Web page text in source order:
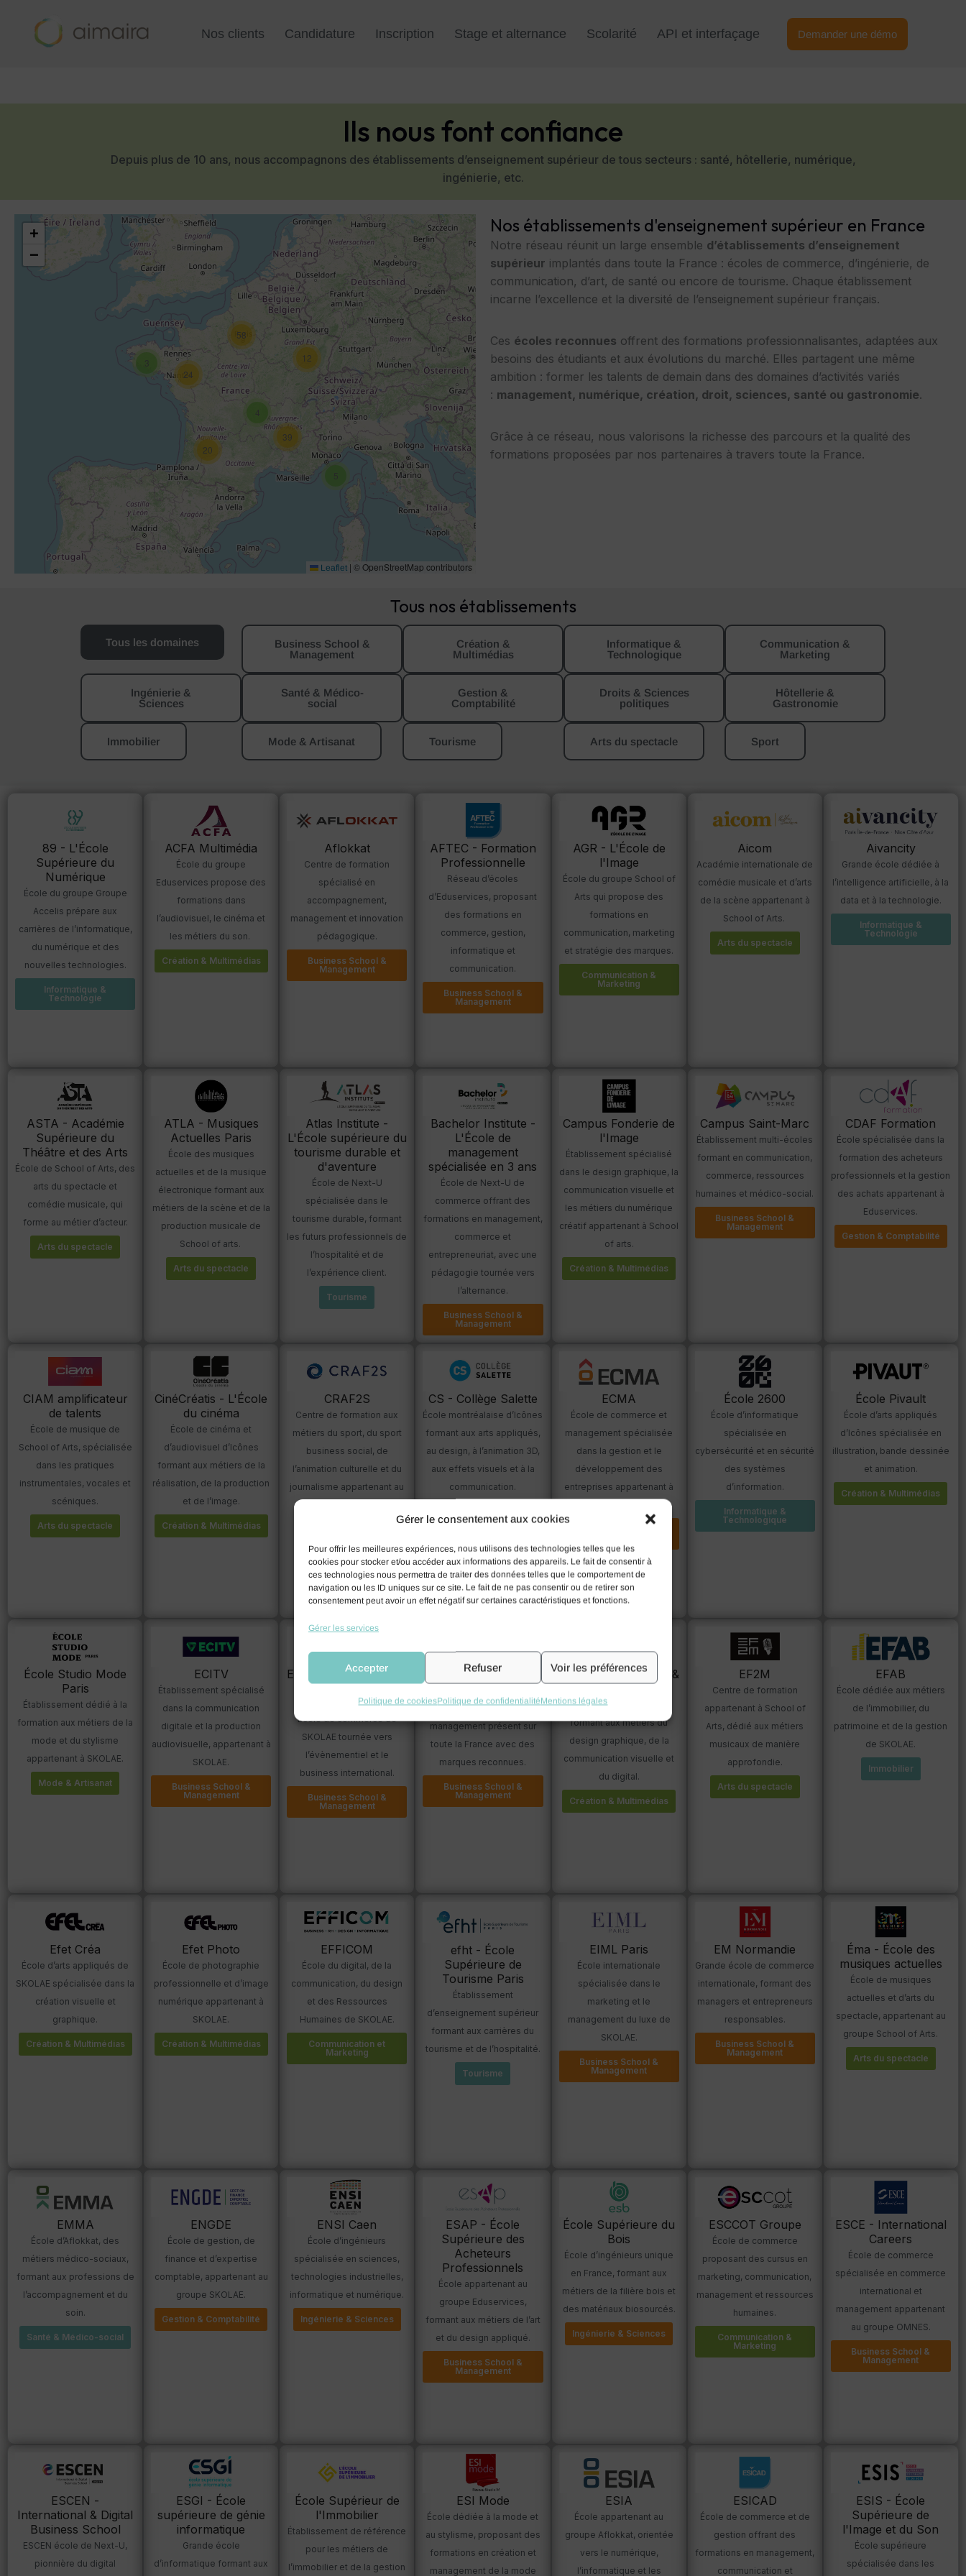
Gérer le consentement aux cookies
Pour offrir les meilleures expériences, nous utilisons des technologies telles que les
cookies pour stocker et/ou accéder aux informations des appareils. Le fait de consentir à
ces technologies nous permettra de traiter des données telles que le comportement de
navigation ou les ID uniques sur ce site. Le fait de ne pas consentir ou de retirer son
consentement peut avoir un effet négatif sur certaines caractéristiques et fonctions.
Gérer les services
Accepter Refuser Voir les préférences
Politique de cookiesPolitique de confidentialitéMentions légales
contenu
Nos clients Candidature Inscription Stage et alternance Scolarité API et interfaçage Demander une démo
Ils nous font confiance
Depuis plus de 10 ans, nous accompagnons des établissements d’enseignement supérieur de tous secteurs : santé, hôtellerie, numérique,
ingénierie, etc.
20
4
3
24
12
58
39
+
−
Leaflet | © OpenStreetMap contributors
Nos établissements d'enseignement supérieur en France
Notre réseau réunit un large ensemble d’établissements d’enseignement
supérieur implantés dans toute la France : écoles de commerce, d’ingénierie, de
communication, d’art, de santé ou encore de tourisme. Chaque établissement
incarne l’excellence et la diversité de l’enseignement supérieur français.
Ces écoles reconnues offrent des formations professionnalisantes, adaptées aux
besoins des étudiants et aux évolutions du marché. Elles partagent une même
ambition : former les talents de demain dans des domaines d’activités variés
: management, numérique, création, droit, sciences, santé ou gastronomie.
Grâce à ce réseau, nous valorisons la richesse des parcours et la qualité des
formations proposées par nos partenaires à travers toute la France.
Tous nos établissements
Tous les domaines
Business School &
Management
Création &
Multimédias
Informatique &
Technologique
Communication &
Marketing
Ingénierie &
Sciences
Santé & Médico-
social
Gestion &
Comptabilité
Droits & Sciences
politiques
Hôtellerie &
Gastronomie
Immobilier Mode & Artisanat Tourisme Arts du spectacle Sport
89 - L'École
Supérieure du
Numérique
École du groupe Groupe
Accelis prépare aux
carrières de l’informatique,
du numérique et des
nouvelles technologies.
Informatique &
Technologie
ACFA Multimédia
École du groupe
Eduservices propose des
formations dans
l’audiovisuel, le cinéma et
les métiers du son.
Création & Multimédias
Aflokkat
Centre de formation
spécialisé en
accompagnement,
management et innovation
pédagogique.
Business School &
Management
AFTEC - Formation
Professionnelle
Réseau d’écoles
d’Eduservices, proposant
des formations en
commerce, gestion,
informatique et
communication.
Business School &
Management
AGR - L'École de
l'Image
École du groupe School of
Arts qui propose des
formations en
communication, marketing
et stratégie des marques.
Communication &
Marketing
Aicom
Académie internationale de
comédie musicale et d’arts
de la scène appartenant à
School of Arts.
Arts du spectacle
Aivancity
Grande école dédiée à
l’intelligence artificielle, à la
data et à la technologie.
Informatique &
Technologie
ASTA - Académie
Supérieure du
Théâtre et des Arts
École de School of Arts, des
arts du spectacle et
comédie musicale, qui
forme au métier d’acteur.
Arts du spectacle
ATLA - Musiques
Actuelles Paris
École des musiques
actuelles et de la musique
électronique formant aux
métiers de la scène et de la
production musicale de
School of arts.
Arts du spectacle
Atlas Institute -
L'École supérieure du
tourisme durable et
d'aventure
École de Next-U
spécialisée dans le
tourisme durable, formant
les futurs professionnels de
l’hospitalité et de
l’expérience client.
Tourisme
Bachelor Institute -
L'École de
management
spécialisée en 3 ans
École de Next-U de
commerce offrant des
formations en management,
commerce et
entrepreneuriat, avec une
pédagogie tournée vers
l’alternance.
Business School &
Management
Campus Fonderie de
l'Image
Établissement spécialisé
dans le design graphique, la
communication visuelle et
les métiers du numérique
créatif appartenant à School
of arts.
Création & Multimédias
Campus Saint-Marc
Établissement multi-écoles
formant en communication,
commerce, ressources
humaines et médico-social.
Business School &
Management
CDAF Formation
École spécialisée dans la
formation des acheteurs
professionnels et la gestion
des achats appartenant à
Eduservices.
Gestion & Comptabilité
CIAM amplificateur
de talents
École de musique de
School of Arts, spécialisée
dans les pratiques
instrumentales, vocales et
scéniques.
Arts du spectacle
CinéCréatis - L'École
du cinéma
École de cinéma et
d’audiovisuel d’Icônes
formant aux métiers de la
réalisation, de la production
et de l’image.
Création & Multimédias
CRAF2S
Centre de formation aux
métiers du sport, du sport
business social, de
l’animation culturelle et du
journalisme appartenant au
CS - Collège Salette
École montréalaise d’Icônes
formant aux arts appliqués,
au design, à l’animation 3D,
aux effets visuels et à la
communication.
ECMA
École de commerce et
management spécialisée
dans la gestion et le
développement des
entreprises appartenant à
École 2600
École d’informatique
spécialisée en
cybersécurité et en sécurité
des systèmes
d’information.
Informatique &
Technologique
École Pivault
École d’arts appliqués
d’Icônes spécialisée en
illustration, bande dessinée
et animation.
Création & Multimédias
École Studio Mode
Paris
Établissement dédié à la
formation aux métiers de la
mode et du stylisme
appartenant à SKOLAE.
Mode & Artisanat
ECITV
Établissement spécialisé
dans la communication
digitale et la production
audiovisuelle, appartenant à
SKOLAE.
Business School &
Management
EDBS - Evenementiel,
Digital & Business
School
École de commerce de
SKOLAE tournée vers
l’évènementiel et le
business international.
Business School &
Management
Eduservices
commerce et de
management présent sur
toute la France avec des
marques reconnues.
Business School &
Management
EEGP - École d'Arts &
Design
École d’arts appliqués
formant aux métiers du
design graphique, de la
communication visuelle et
du digital.
Création & Multimédias
EF2M
Centre de formation
appartenant à School of
Arts, dédié aux métiers
musicaux de manière
approfondie.
Arts du spectacle
EFAB
École dédiée aux métiers
de l’immobilier, du
patrimoine et de la gestion
de SKOLAE.
Immobilier
Efet Créa
École d’arts appliqués de
SKOLAE spécialisée dans la
création visuelle et
graphique.
Création & Multimédias
Efet Photo
École de photographie
professionnelle et d’image
numérique appartenant à
SKOLAE.
Création & Multimédias
EFFICOM
École du digital, de la
communication, du design
et des Ressources
Humaines de SKOLAE.
Communication et
Marketing
efht - École
Supérieure de
Tourisme Paris
Établissement
d’enseignement supérieur
formant aux carrières du
tourisme et de l’hospitalité.
Tourisme
EIML Paris
École internationale
spécialisée dans le
marketing et le
management du luxe de
SKOLAE.
Business School &
Management
EM Normandie
Grande école de commerce
internationale, formant des
managers et entrepreneurs
responsables.
Business School &
Management
Éma - École des
musiques actuelles
École de musiques
actuelles et d’arts du
spectacle, appartenant au
groupe School of Arts.
Arts du spectacle
EMMA
École d’Aflokkat, des
métiers médico-sociaux,
formant aux professions de
l’accompagnement et du
soin.
Santé & Médico-social
ENGDE
École de gestion, de
finance et d’expertise
comptable, appartenant au
groupe SKOLAE.
Gestion & Comptabilité
ENSI Caen
École d’ingénieurs
spécialisée en sciences,
technologies industrielles,
informatique et numérique.
Ingénierie & Sciences
ESAP - École
Supérieure des
Acheteurs
Professionnels
École appartenant au
groupe Eduservices,
formant aux métiers de l’art
et du design appliqué.
Business School &
Management
École Supérieure du
Bois
École d’ingénieurs unique
en France, formant aux
métiers de la filière bois et
des matériaux biosourcés.
Ingénierie & Sciences
ESCCOT Groupe
École de commerce
proposant des cursus en
marketing, communication,
management et ressources
humaines.
Communication &
Marketing
ESCE - International
Careers
École de commerce
spécialisée en commerce
international et
management appartenant
au groupe OMNES.
Business School &
Management
ESCEN -
International & Digital
Business School
ESCEN école de Next-U,
pionnière du digital
ESGI - École
supérieure de génie
informatique
Grande école
d’informatique formant aux
École Supérieur de
l'Immobilier
Établissement de référence
pour les métiers de
l’immobilier et de la gestion
ESI Mode
École dédiée à la mode et
au stylisme, proposant des
formations en création et
management de la mode
ESIA
École appartenant au
groupe Aflokkat, orientée
vers le numérique,
l’informatique et les
ESICAD
École de commerce et de
gestion offrant des
formations en management,
communication et
ESIS - École
Supérieure de
l'Image et du Son
École supérieure
spécialisée dans les